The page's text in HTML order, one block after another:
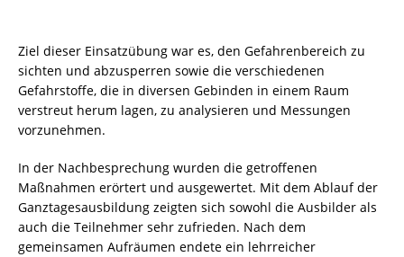
Ziel dieser Einsatzübung war es, den Gefahrenbereich zu
sichten und abzusperren sowie die verschiedenen
Gefahrstoffe, die in diversen Gebinden in einem Raum
verstreut herum lagen, zu analysieren und Messungen
vorzunehmen.
In der Nachbesprechung wurden die getroffenen
Maßnahmen erörtert und ausgewertet. Mit dem Ablauf der
Ganztagesausbildung zeigten sich sowohl die Ausbilder als
auch die Teilnehmer sehr zufrieden. Nach dem
gemeinsamen Aufräumen endete ein lehrreicher